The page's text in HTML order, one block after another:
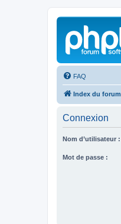
FAQ
Index du forum
Connexion
Nom d’utilisateur :
Mot de passe :